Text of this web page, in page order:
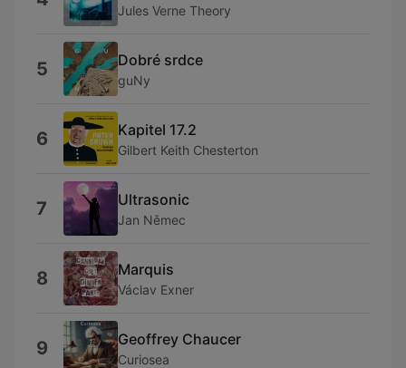
Jules Verne Theory
5 Dobré srdce
guNy
6 Kapitel 17.2
Gilbert Keith Chesterton
7 Ultrasonic
Jan Němec
8 Marquis
Václav Exner
9 Geoffrey Chaucer
Curiosea